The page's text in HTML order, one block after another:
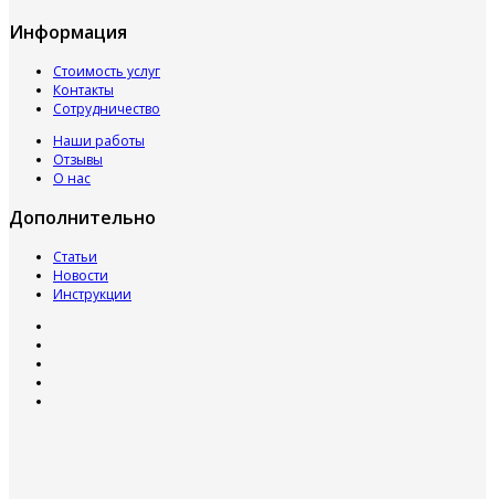
Информация
Стоимость услуг
Контакты
Сотрудничество
Наши работы
Отзывы
О нас
Дополнительно
Статьи
Новости
Инструкции